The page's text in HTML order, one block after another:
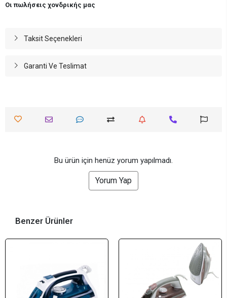
Οι πωλήσεις χονδρικής μας
Taksit Seçenekleri
Garanti Ve Teslimat
Bu ürün için henüz yorum yapılmadı.
Yorum Yap
Benzer Ürünler